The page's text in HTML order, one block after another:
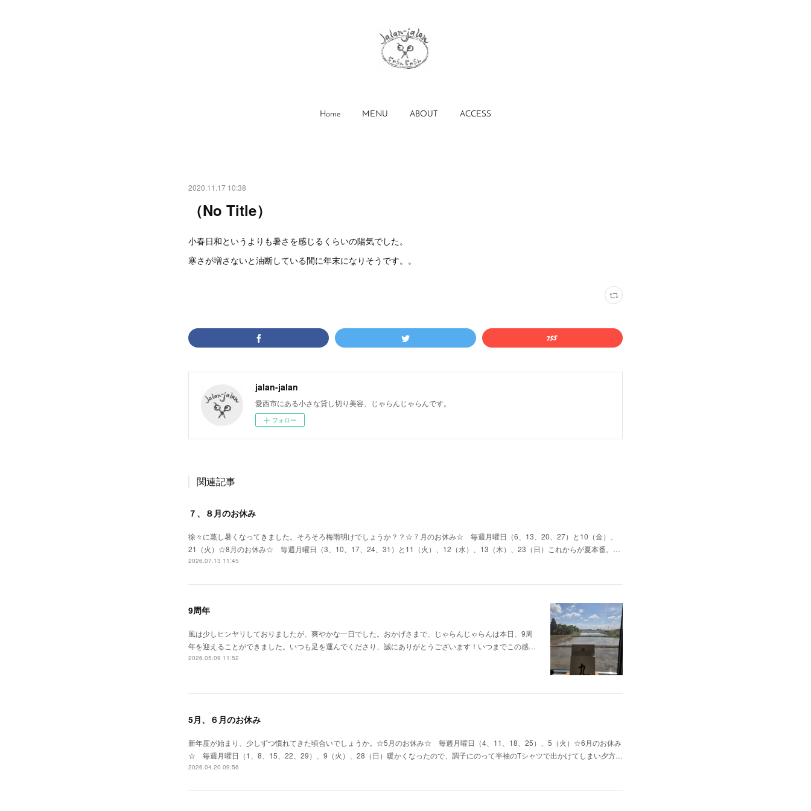
Home MENU ABOUT ACCESS
2020.11.17 10:38
（No Title）
小春日和というよりも暑さを感じるくらいの陽気でした。
寒さが増さないと油断している間に年末になりそうです。。
jalan-jalan
愛西市にある小さな貸し切り美容、じゃらんじゃらんです。
フォロー
関連記事
７、８月のお休み
徐々に蒸し暑くなってきました。そろそろ梅雨明けでしょうか？？☆７月のお休み☆ 毎週月曜日（6、13、20、27）と10（金）、
21（火）☆8月のお休み☆ 毎週月曜日（3、10、17、24、31）と11（火）、12（水）、13（木）、23（日）これからが夏本番。…
2026.07.13 11:45
9周年
風は少しヒンヤリしておりましたが、爽やかな一日でした。おかげさまで、じゃらんじゃらんは本日、9周
年を迎えることができました。いつも足を運んでくださり、誠にありがとうございます！いつまでこの感…
2026.05.09 11:52
5月、６月のお休み
新年度が始まり、少しずつ慣れてきた頃合いでしょうか。☆5月のお休み☆ 毎週月曜日（4、11、18、25）、5（火）☆6月のお休み
☆ 毎週月曜日（1、8、15、22、29）、9（火）、28（日）暖かくなったので、調子にのって半袖のTシャツで出かけてしまい夕方…
2026.04.20 09:56